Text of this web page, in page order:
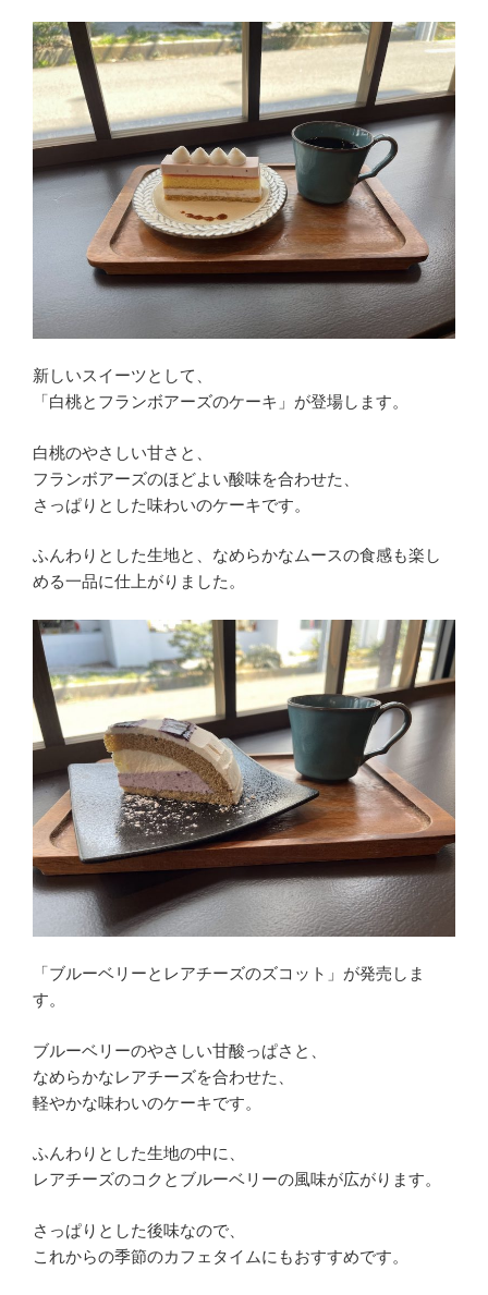
新しいスイーツとして、
「白桃とフランボアーズのケーキ」が登場します。
白桃のやさしい甘さと、
フランボアーズのほどよい酸味を合わせた、
さっぱりとした味わいのケーキです。
ふんわりとした生地と、なめらかなムースの食感も楽し
める一品に仕上がりました。
「ブルーベリーとレアチーズのズコット」が発売しま
す。
ブルーベリーのやさしい甘酸っぱさと、
なめらかなレアチーズを合わせた、
軽やかな味わいのケーキです。
ふんわりとした生地の中に、
レアチーズのコクとブルーベリーの風味が広がります。
さっぱりとした後味なので、
これからの季節のカフェタイムにもおすすめです。